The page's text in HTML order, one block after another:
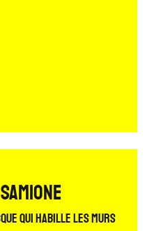
qui habille les murs